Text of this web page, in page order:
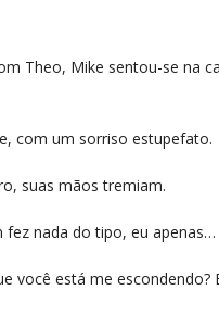
Theo, Mike sentou-se na
com um sorriso estupefato.
suas mãos tremiam.
nada do tipo, eu apenas…
você está me escondendo?